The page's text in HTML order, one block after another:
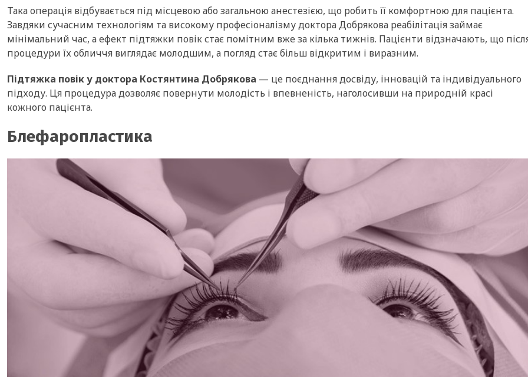
Така операція відбувається під місцевою або загальною анестезією, що робить її комфортною для пацієнта.
Завдяки сучасним технологіям та високому професіоналізму доктора Добрякова реабілітація займає
мінімальний час, а ефект підтяжки повік стає помітним вже за кілька тижнів. Пацієнти відзначають, що
процедури їх обличчя виглядає молодшим, а погляд стає більш відкритим і виразним.
Підтяжка повік у доктора Костянтина Добрякова — це поєднання досвіду, інновацій та індивідуального
підходу. Ця процедура дозволяє повернути молодість і впевненість, наголосивши на природній красі
кожного пацієнта.
Блефаропластика